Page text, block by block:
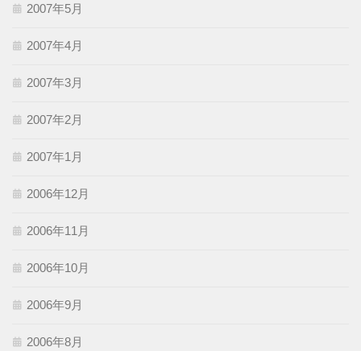
2007年5月
2007年4月
2007年3月
2007年2月
2007年1月
2006年12月
2006年11月
2006年10月
2006年9月
2006年8月